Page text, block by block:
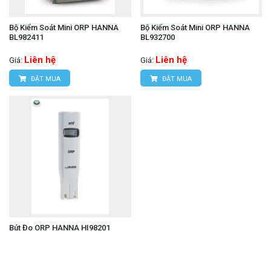
Bộ Kiểm Soát Mini ORP HANNA
BL982411
Giá: Liên hệ
ĐẶT MUA
Bộ Kiểm Soát Mini ORP HANNA
BL932700
Giá: Liên hệ
ĐẶT MUA
Bút Đo ORP HANNA HI98201